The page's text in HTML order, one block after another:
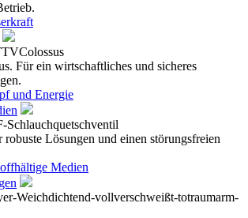
Für ein wirtschaftliches und sicheres
und Energie
robuste Lösungen und einen störungsfreien
Medien